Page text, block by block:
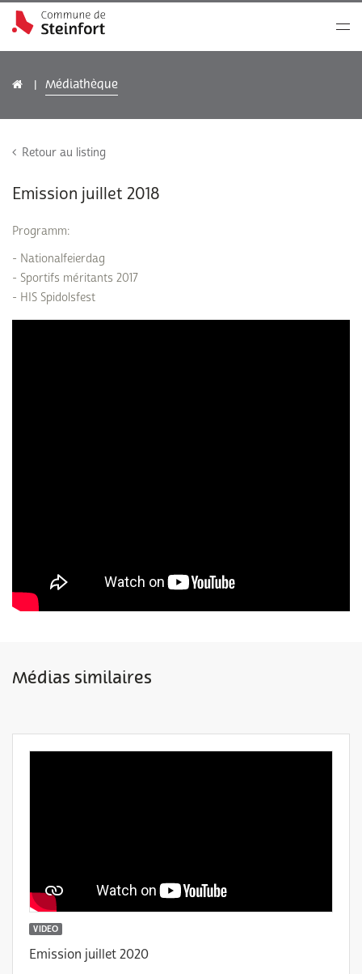
Médiathèque
Retour au listing
Emission juillet 2018
Programm:
- Nationalfeierdag
- Sportifs méritants 2017
- HIS Spidolsfest
Médias similaires
VIDEO
Emission juillet 2020